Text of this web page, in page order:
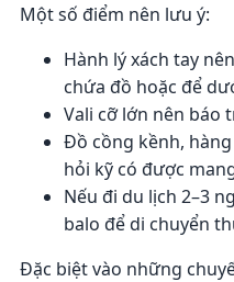
Một số điểm nên lưu ý:
Hành lý xách tay
chứa đồ hoặc để
Vali cỡ lớn nên báo
Đồ cồng kềnh,
hỏi kỹ có được
Nếu đi du lịch 2–3
balo để di chuyển
Đặc biệt vào những